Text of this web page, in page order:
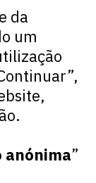
da
um
,
anónima”